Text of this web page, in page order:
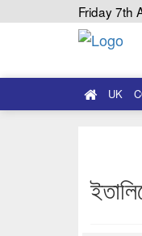
Friday 7th
UK